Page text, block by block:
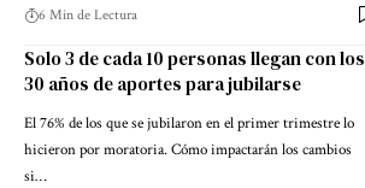
6 Min de Lectura
Solo 3 de cada 10 personas llegan con los
30 años de aportes para jubilarse
El 76% de los que se jubilaron en el primer trimestre lo
hicieron por moratoria. Cómo impactarán los cambios
si…